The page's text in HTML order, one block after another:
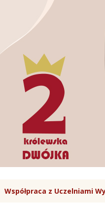
Współpraca z Uczelniami